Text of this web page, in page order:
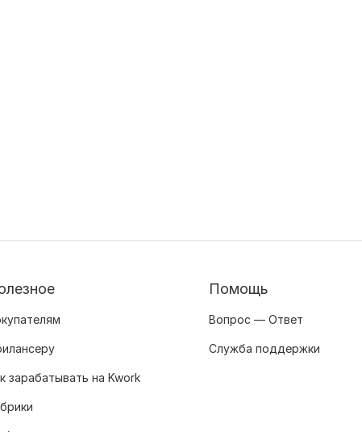
зарабатывать на Kwork
Помощь
Вопрос — Ответ
Служба поддержки